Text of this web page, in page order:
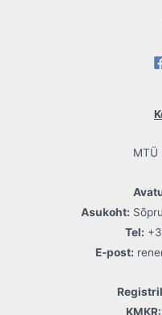
MTÜ
Asukoht:
Tel:
E-post:
KMKR: